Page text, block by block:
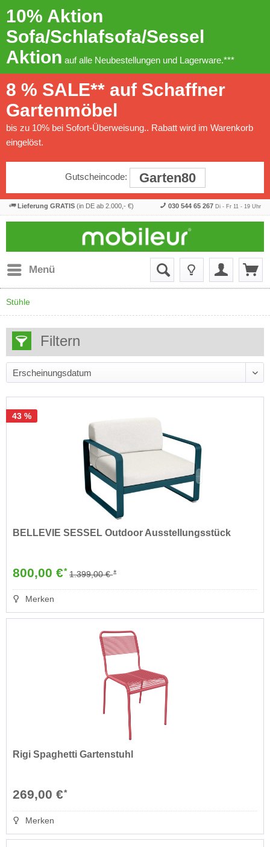
10% Aktion
Sofa/Schlafsofa/Sessel
Aktion auf alle Neubestellungen und Lagerware.***
8 % SALE** auf Schaffner
Gartenmöbel
bis zu 10% bei Sofort-Überweisung.. Rabatt wird im Warenkorb
eingelöst.
Gutscheincode: Garten80
Lieferung GRATIS (in DE ab 2.000,- €) 030 544 65 267 Di - Fr 11 - 19 Uhr
Menü
Stühle
Filtern
43 %
BELLEVIE SESSEL Outdoor Ausstellungsstück
800,00 €* 1.399,00 €*
Merken
Rigi Spaghetti Gartenstuhl
269,00 €*
Merken